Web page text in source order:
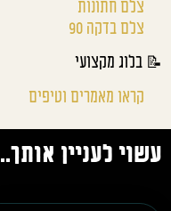
צלם חתונות
צלם בדקה 90
📝 בלוג מקצועי
קראו מאמרים וטיפים
עשוי לעניין אותך..